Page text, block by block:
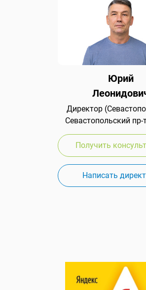
Юрий
Директор
Севастопольский пр-
Получить
Написать